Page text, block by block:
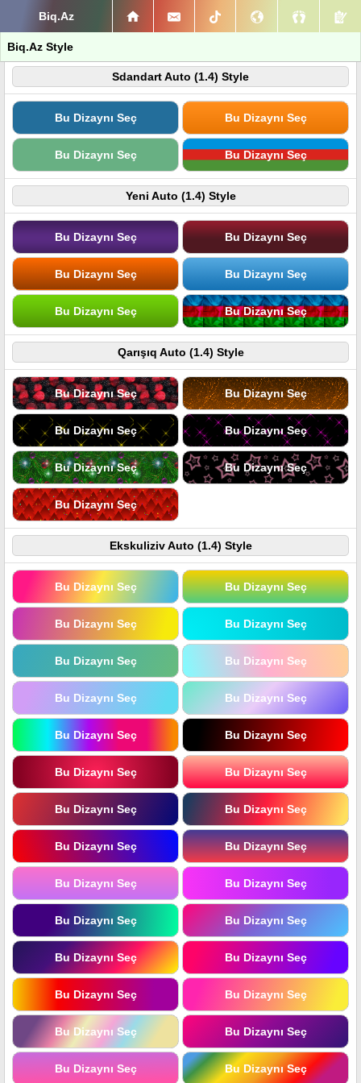
Biq.Az
Biq.Az Style
Sdandart Auto (1.4) Style
Bu Dizaynı Seç Bu Dizaynı Seç
Bu Dizaynı Seç Bu Dizaynı Seç
Yeni Auto (1.4) Style
Bu Dizaynı Seç Bu Dizaynı Seç
Bu Dizaynı Seç Bu Dizaynı Seç
Bu Dizaynı Seç Bu Dizaynı Seç
Qarışıq Auto (1.4) Style
Bu Dizaynı Seç Bu Dizaynı Seç
Bu Dizaynı Seç Bu Dizaynı Seç
Bu Dizaynı Seç Bu Dizaynı Seç
Bu Dizaynı Seç
Ekskuliziv Auto (1.4) Style
Bu Dizaynı Seç Bu Dizaynı Seç
Bu Dizaynı Seç Bu Dizaynı Seç
Bu Dizaynı Seç Bu Dizaynı Seç
Bu Dizaynı Seç Bu Dizaynı Seç
Bu Dizaynı Seç Bu Dizaynı Seç
Bu Dizaynı Seç Bu Dizaynı Seç
Bu Dizaynı Seç Bu Dizaynı Seç
Bu Dizaynı Seç Bu Dizaynı Seç
Bu Dizaynı Seç Bu Dizaynı Seç
Bu Dizaynı Seç Bu Dizaynı Seç
Bu Dizaynı Seç Bu Dizaynı Seç
Bu Dizaynı Seç Bu Dizaynı Seç
Bu Dizaynı Seç Bu Dizaynı Seç
Bu Dizaynı Seç Bu Dizaynı Seç